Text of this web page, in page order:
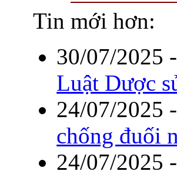
Tin mới hơn:
30/07/2025 -
Luật Dược
24/07/2025 -
chống đuối
24/07/2025 -